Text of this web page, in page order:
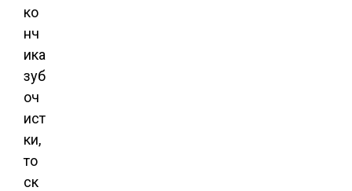
ко
нч
ика
зуб
оч
ист
ки,
то
ск